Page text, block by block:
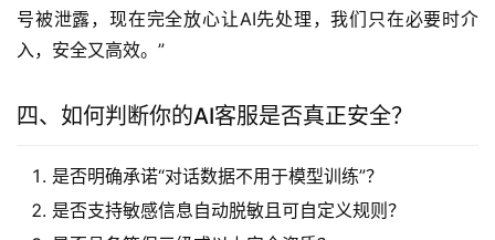
号被泄露，现在完全放心让AI先处理，我们只在必要时介
入，安全又高效。”
四、如何判断你的AI客服是否真正安全？
是否明确承诺“对话数据不用于模型训练”？
是否支持敏感信息自动脱敏且可自定义规则？